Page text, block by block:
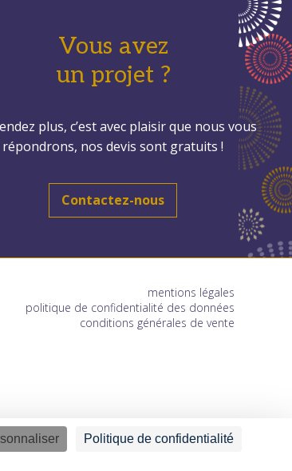
Vous avez
un projet ?
plus, c’est avec plaisir que nous vous
répondrons, nos devis sont gratuits !
Contactez-nous
mentions légales
politique de confidentialité des données
conditions générales de vente
ainsi que tous vos projets d'illuminations de
Politique de confidentialité